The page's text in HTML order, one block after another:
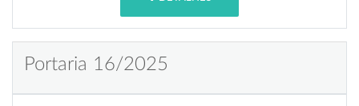
Portaria 16/2025